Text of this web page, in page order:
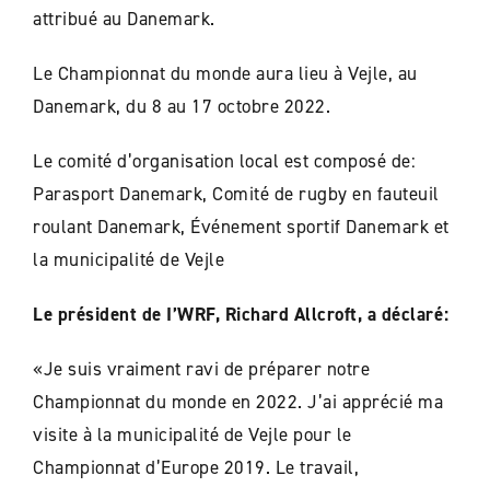
attribué au Danemark.
Le Championnat du monde aura lieu à Vejle, au
Danemark, du 8 au 17 octobre 2022.
Le comité d’organisation local est composé de:
Parasport Danemark, Comité de rugby en fauteuil
roulant Danemark, Événement sportif Danemark et
la municipalité de Vejle
Le président de I’WRF, Richard Allcroft, a déclaré:
«Je suis vraiment ravi de préparer notre
Championnat du monde en 2022. J’ai apprécié ma
visite à la municipalité de Vejle pour le
Championnat d’Europe 2019. Le travail,